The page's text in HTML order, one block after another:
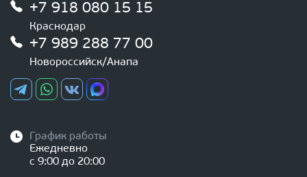
+7 918 080 15 15
Краснодар
+7 989 288 77 00
Новороссийск/Анапа
График работы
Ежедневно
с 9:00 до 20:00